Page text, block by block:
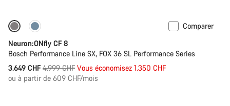
-27%
Comparer
Neuron:ONfly CF 8
Bosch Performance Line SX, FOX 36 SL Performance Series
3.649 CHF Prix
4.999 CHF Vous économisez 1.350 CHF
ou à partir de 609 CHF/mois